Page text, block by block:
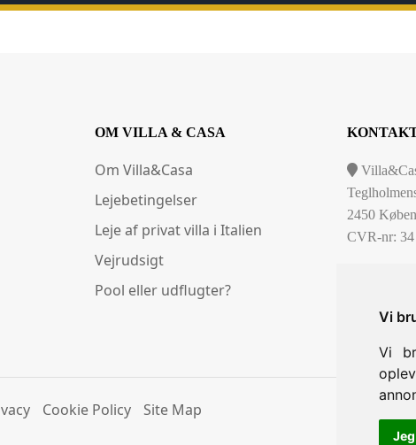
Vi
Vi
OM VILLA & CASA
Om Villa&Casa
Lejebetingelser
Leje af privat villa i Italien
Vejrudsigt
Pool eller udflugter?
2450
CVR-nr:
Cookie Policy Site Map